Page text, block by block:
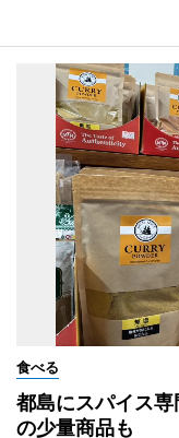
食べる
都島にスパイス
の少量商品も